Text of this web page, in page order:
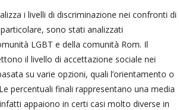
i livelli di discriminazione nei confronti di
sono stati analizzati
LGBT e della comunità Rom. Il
il livello di accettazione sociale nei
su varie opzioni, quali l’orientamento o
percentuali finali rappresentano una media
appaiono in certi casi molto diverse in